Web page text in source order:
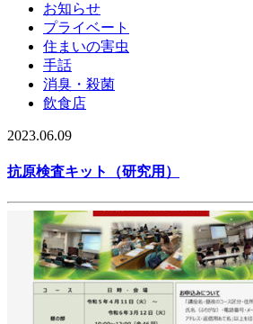
お知らせ
プライベート
住まいの害虫
手話
消臭・殺菌
飲食店
2023.06.09
抗原検査キット（研究用）